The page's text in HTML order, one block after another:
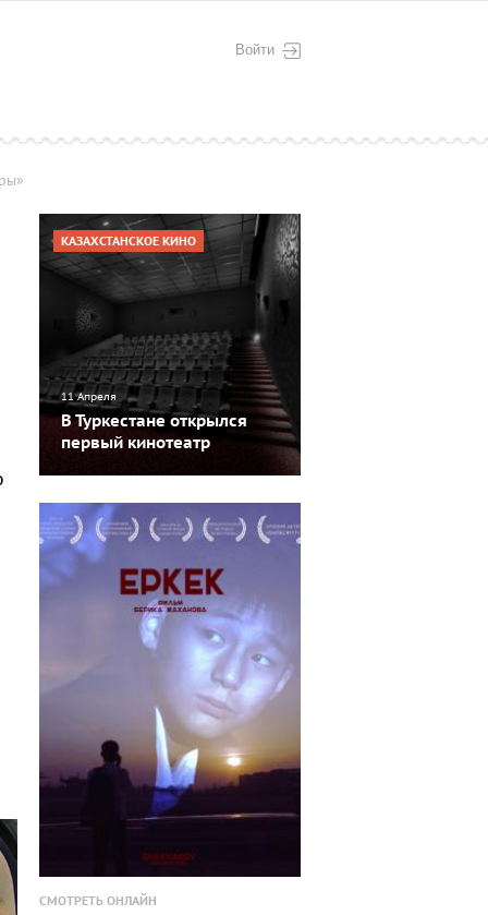
Войти
КАЗАХСТАНСКОЕ КИНО
11 Апреля
В Туркестане открылся
первый кинотеатр
СМОТРЕТЬ ОНЛАЙН